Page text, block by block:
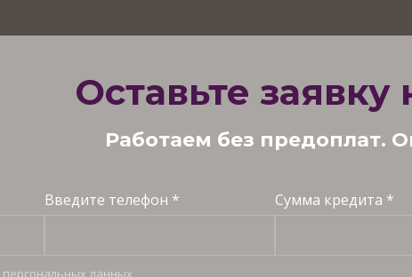
Оставьте заявку
Работаем без предоплат.
Введите телефон * Сумма кредита *
персональных данных